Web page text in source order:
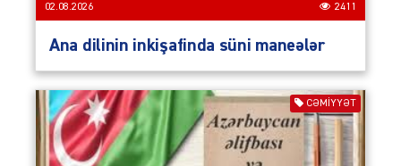
02.08.2026 2411
Ana dilinin inkişafinda süni maneələr
CƏMIYYƏT